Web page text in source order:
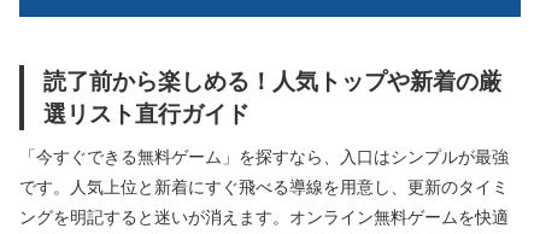
読了前から楽しめる！人気トップや新着の厳
選リスト直行ガイド
「今すぐできる無料ゲーム」を探すなら、入口はシンプルが最強
です。人気上位と新着にすぐ飛べる導線を用意し、更新のタイミ
ングを明記すると迷いが消えます。オンライン無料ゲームを快適